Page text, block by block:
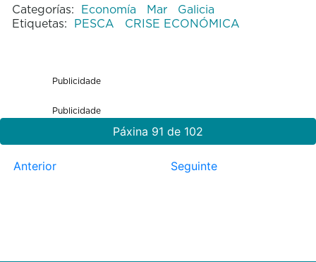
Categorías: Economía Mar
Galicia
Etiquetas: PESCA CRISE ECONÓMICA
Publicidade
Publicidade
Páxina 91 de 102
Anterior Seguinte